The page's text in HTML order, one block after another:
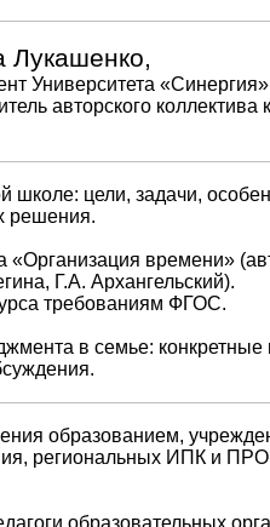
Лукашенко,
Университета
авторского коллектива
школе: цели, задачи,
решения.
«Организация времени»
Г.А. Архангельский).
требованиям ФГОС.
в семье: конкретные
образованием,
региональных ИПК и
образовательных